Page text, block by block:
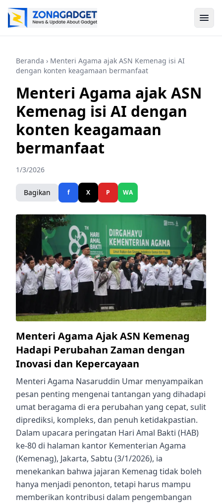
Beranda › Menteri Agama ajak ASN Kemenag isi AI
dengan konten keagamaan bermanfaat
Menteri Agama ajak ASN
Kemenag isi AI dengan
konten keagamaan
bermanfaat
1/3/2026
Bagikan f X P WA
Menteri Agama Ajak ASN Kemenag
Hadapi Perubahan Zaman dengan
Inovasi dan Kepercayaan
Menteri Agama Nasaruddin Umar menyampaikan
pesan penting mengenai tantangan yang dihadapi
umat beragama di era perubahan yang cepat, sulit
diprediksi, kompleks, dan penuh ketidakpastian.
Dalam upacara peringatan Hari Amal Bakti (HAB)
ke-80 di halaman kantor Kementerian Agama
(Kemenag), Jakarta, Sabtu (3/1/2026), ia
menekankan bahwa jajaran Kemenag tidak boleh
hanya menjadi penonton, tetapi harus mampu
memberikan kontribusi dalam pengembangan